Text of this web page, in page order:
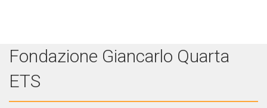
Fondazione Giancarlo Quarta
ETS